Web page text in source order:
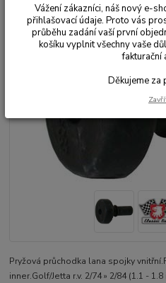
Pryžová průchodka lana spojky
inner.Golf/Jetta r.v. 2/74 » 2/84 (1.1 -
Vážení zákazníci, náš nový e-
přihlašovací údaje. Proto vás
průběhu zadání vaší první
košíku vyplnit všechny vaše
fakturační
Děkujeme za